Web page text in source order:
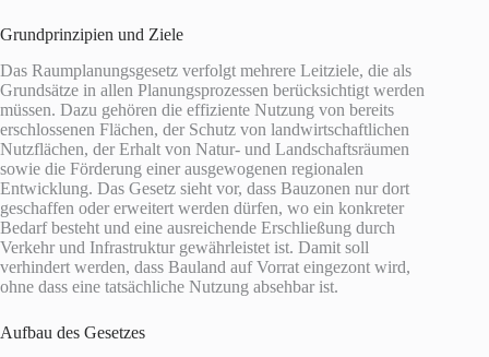
Grundprinzipien und Ziele
Das Raumplanungsgesetz verfolgt mehrere Leitziele, die als
Grundsätze in allen Planungsprozessen berücksichtigt werden
müssen. Dazu gehören die effiziente Nutzung von bereits
erschlossenen Flächen, der Schutz von landwirtschaftlichen
Nutzflächen, der Erhalt von Natur- und Landschaftsräumen
sowie die Förderung einer ausgewogenen regionalen
Entwicklung. Das Gesetz sieht vor, dass Bauzonen nur dort
geschaffen oder erweitert werden dürfen, wo ein konkreter
Bedarf besteht und eine ausreichende Erschließung durch
Verkehr und Infrastruktur gewährleistet ist. Damit soll
verhindert werden, dass Bauland auf Vorrat eingezont wird,
ohne dass eine tatsächliche Nutzung absehbar ist.
Aufbau des Gesetzes